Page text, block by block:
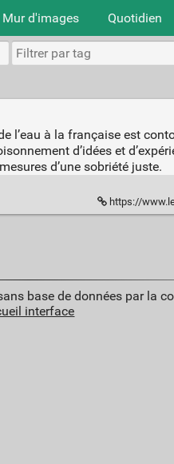
Mur d'images Quotidien
l’eau à la française est
d’idées et
d’une sobriété juste.
https://
base de données par la
interface